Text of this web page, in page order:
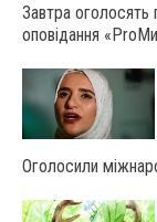
Завтра оголосять
оповідання
Оголосили